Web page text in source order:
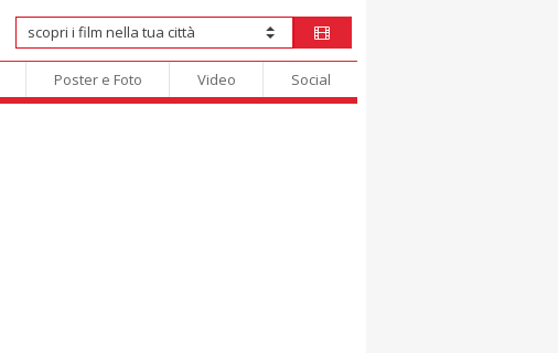
Poster e Foto Video Social